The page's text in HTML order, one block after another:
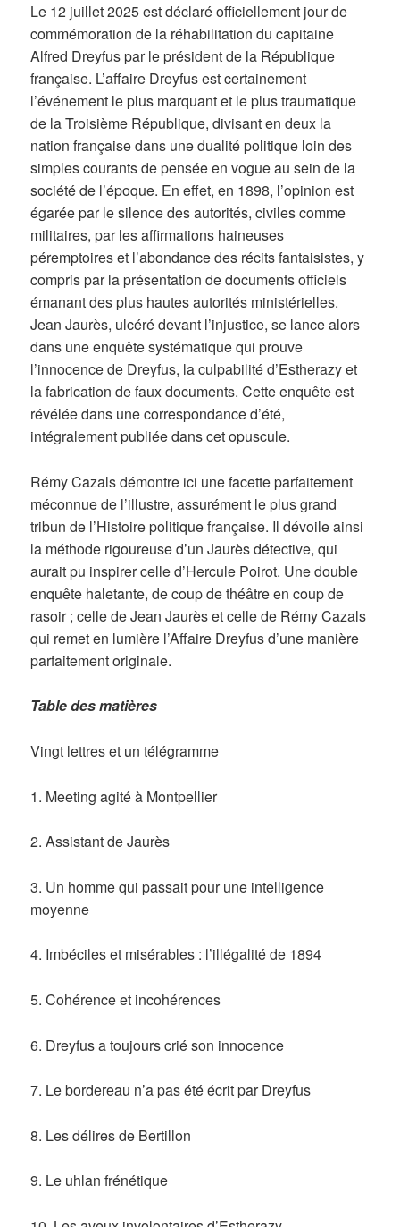
Le 12 juillet 2025 est déclaré officiellement jour de
commémoration de la réhabilitation du capitaine
Alfred Dreyfus par le président de la République
française. L’affaire Dreyfus est certainement
l’événement le plus marquant et le plus traumatique
de la Troisième République, divisant en deux la
nation française dans une dualité politique loin des
simples courants de pensée en vogue au sein de la
société de l’époque. En effet, en 1898, l’opinion est
égarée par le silence des autorités, civiles comme
militaires, par les affirmations haineuses
péremptoires et l’abondance des récits fantaisistes, y
compris par la présentation de documents officiels
émanant des plus hautes autorités ministérielles.
Jean Jaurès, ulcéré devant l’injustice, se lance alors
dans une enquête systématique qui prouve
l’innocence de Dreyfus, la culpabilité d’Estherazy et
la fabrication de faux documents. Cette enquête est
révélée dans une correspondance d’été,
intégralement publiée dans cet opuscule.
Rémy Cazals démontre ici une facette parfaitement
méconnue de l’illustre, assurément le plus grand
tribun de l’Histoire politique française. Il dévoile ainsi
la méthode rigoureuse d’un Jaurès détective, qui
aurait pu inspirer celle d’Hercule Poirot. Une double
enquête haletante, de coup de théâtre en coup de
rasoir ; celle de Jean Jaurès et celle de Rémy Cazals
qui remet en lumière l’Affaire Dreyfus d’une manière
parfaitement originale.
Table des matières
Vingt lettres et un télégramme
1. Meeting agité à Montpellier
2. Assistant de Jaurès
3. Un homme qui passait pour une intelligence
moyenne
4. Imbéciles et misérables : l’illégalité de 1894
5. Cohérence et incohérences
6. Dreyfus a toujours crié son innocence
7. Le bordereau n’a pas été écrit par Dreyfus
8. Les délires de Bertillon
9. Le uhlan frénétique